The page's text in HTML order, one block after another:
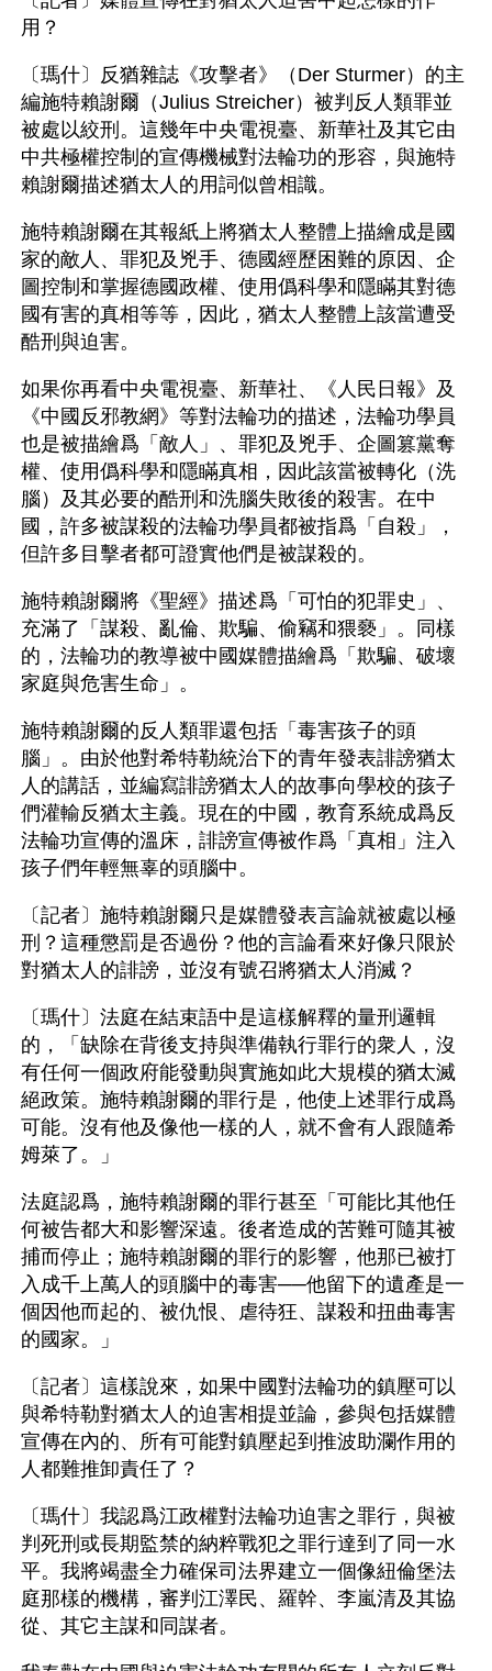
用？
〔瑪什〕反猶雜誌《攻擊者》（Der Sturmer）的主
編施特賴謝爾（Julius Streicher）被判反人類罪並
被處以絞刑。這幾年中央電視臺、新華社及其它由
中共極權控制的宣傳機械對法輪功的形容，與施特
賴謝爾描述猶太人的用詞似曾相識。
施特賴謝爾在其報紙上將猶太人整體上描繪成是國
家的敵人、罪犯及兇手、德國經歷困難的原因、企
圖控制和掌握德國政權、使用僞科學和隱瞞其對德
國有害的真相等等，因此，猶太人整體上該當遭受
酷刑與迫害。
如果你再看中央電視臺、新華社、《人民日報》及
《中國反邪教網》等對法輪功的描述，法輪功學員
也是被描繪爲「敵人」、罪犯及兇手、企圖篡黨奪
權、使用僞科學和隱瞞真相，因此該當被轉化（洗
腦）及其必要的酷刑和洗腦失敗後的殺害。在中
國，許多被謀殺的法輪功學員都被指爲「自殺」，
但許多目擊者都可證實他們是被謀殺的。
施特賴謝爾將《聖經》描述爲「可怕的犯罪史」、
充滿了「謀殺、亂倫、欺騙、偷竊和猥褻」。同樣
的，法輪功的教導被中國媒體描繪爲「欺騙、破壞
家庭與危害生命」。
施特賴謝爾的反人類罪還包括「毒害孩子的頭
腦」。由於他對希特勒統治下的青年發表誹謗猶太
人的講話，並編寫誹謗猶太人的故事向學校的孩子
們灌輸反猶太主義。現在的中國，教育系統成爲反
法輪功宣傳的溫床，誹謗宣傳被作爲「真相」注入
孩子們年輕無辜的頭腦中。
〔記者〕施特賴謝爾只是媒體發表言論就被處以極
刑？這種懲罰是否過份？他的言論看來好像只限於
對猶太人的誹謗，並沒有號召將猶太人消滅？
〔瑪什〕法庭在結束語中是這樣解釋的量刑邏輯
的，「缺除在背後支持與準備執行罪行的衆人，沒
有任何一個政府能發動與實施如此大規模的猶太滅
絕政策。施特賴謝爾的罪行是，他使上述罪行成爲
可能。沒有他及像他一樣的人，就不會有人跟隨希
姆萊了。」
法庭認爲，施特賴謝爾的罪行甚至「可能比其他任
何被告都大和影響深遠。後者造成的苦難可隨其被
捕而停止；施特賴謝爾的罪行的影響，他那已被打
入成千上萬人的頭腦中的毒害──他留下的遺產是一
個因他而起的、被仇恨、虐待狂、謀殺和扭曲毒害
的國家。」
〔記者〕這樣說來，如果中國對法輪功的鎮壓可以
與希特勒對猶太人的迫害相提並論，參與包括媒體
宣傳在內的、所有可能對鎮壓起到推波助瀾作用的
人都難推卸責任了？
〔瑪什〕我認爲江政權對法輪功迫害之罪行，與被
判死刑或長期監禁的納粹戰犯之罪行達到了同一水
平。我將竭盡全力確保司法界建立一個像紐倫堡法
庭那樣的機構，審判江澤民、羅幹、李嵐清及其協
從、其它主謀和同謀者。